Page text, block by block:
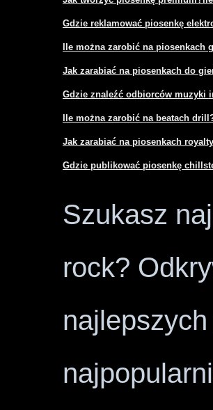
Gdzie reklamować piosenkę
Ile można zarobić na piosenkach
Jak zarabiać na piosenkach do
Gdzie znaleźć odbiorców muzyki
Ile można zarobić na beatach
Jak zarabiać na piosenkach
Gdzie publikować piosenkę
Szukasz
rock?